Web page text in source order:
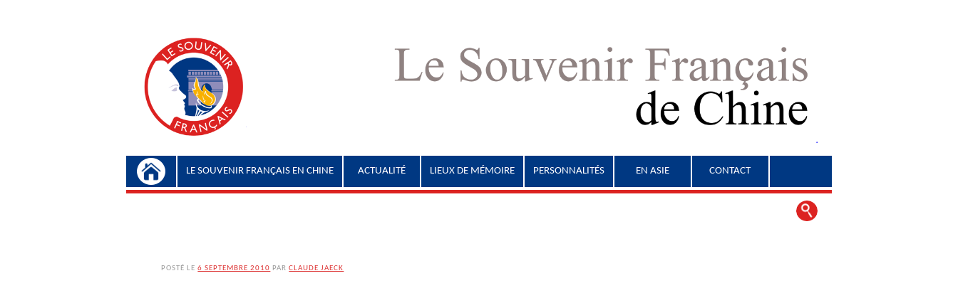
Menu principal
Aller au contenu
LE SOUVENIR FRANÇAIS EN CHINE ACTUALITÉ LIEUX DE MÉMOIRE PERSONNALITÉS EN ASIE CONTACT
POSTÉ LE6 SEPTEMBRE 2010 PARCLAUDE JAECK